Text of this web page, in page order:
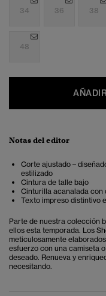
34 36 38
48
Notas del editor
Corte ajustado –
estilizado
Cintura de talle bajo
Cinturilla acanalada con
Texto impreso distintivo
Parte de nuestra colección
ellos esta temporada. Los
meticulosamente
esfuerzo con una camiseta
deseado. Renueva y
necesitando.